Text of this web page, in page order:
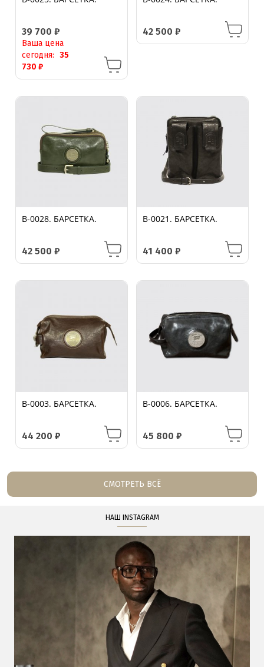
39 700₽
Ваша цена
сегодня:
35
730₽
42 500 ₽
B-0028. БАРСЕТКА.
42 500₽
B-0021. БАРСЕТКА.
41 400 ₽
B-0003. БАРСЕТКА.
44 200₽
B-0006. БАРСЕТКА.
45 800 ₽
СМОТРЕТЬ ВСЁ
НАШ INSTAGRAM